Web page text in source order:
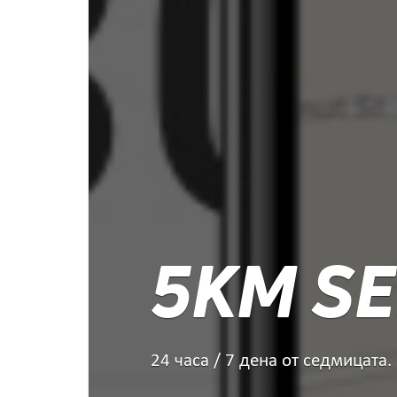
5KM
24 часа / 7 дена от седмицата.